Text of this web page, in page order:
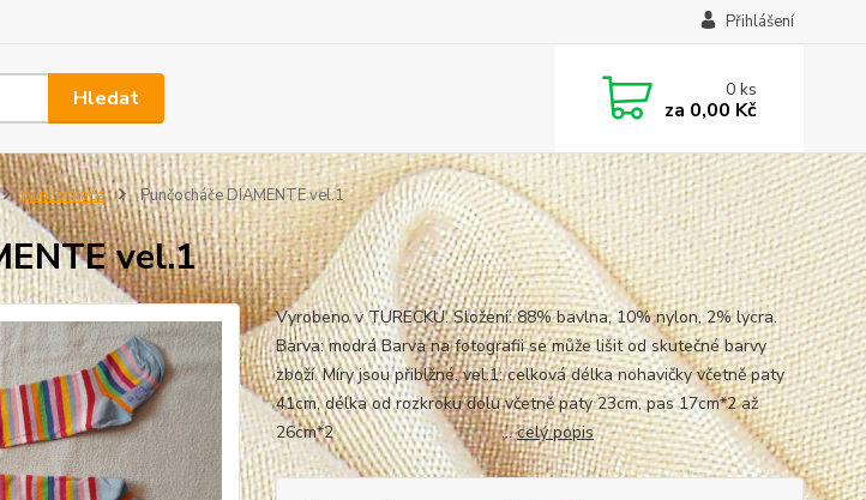
Přihlášení
Hledat 0ks
za 0,00 Kč
punčochače Punčocháče DIAMENTE vel.1
vel.1
Vyrobeno v TURECKU. Složení: 88% bavlna, 10% nylon, 2% lycra.
Barva: modrá Barva na fotografii se může lišit od skutečné barvy
zboží. Míry jsou přiblžné. vel.1: celková délka nohavičky včetně paty
41cm, délka od rozkroku dolu včetně paty 23cm, pas 17cm*2 až
26cm*2 ...celý popis